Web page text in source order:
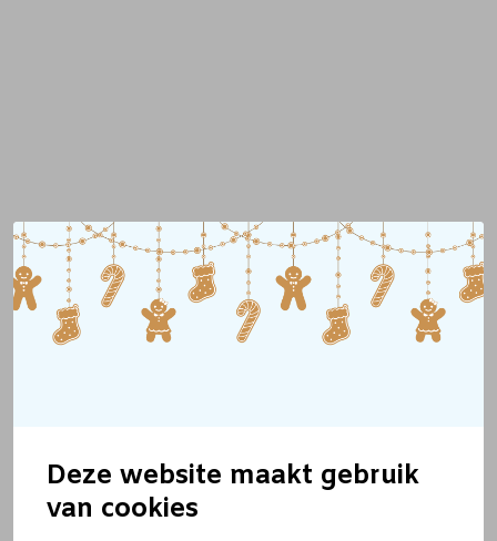
Deze website maakt gebruik
van cookies